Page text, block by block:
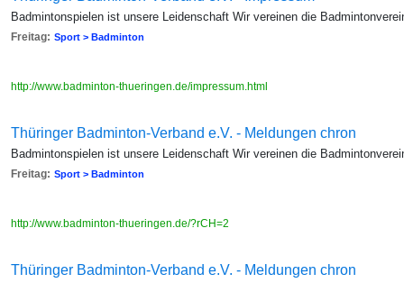
Badmintonspielen ist unsere Leidenschaft Wir vereinen die
Freitag: Sport > Badminton
http://www.badminton-thueringen.de/impressum.html
Thüringer Badminton-Verband e.V. - Meldungen chron
Badmintonspielen ist unsere Leidenschaft Wir vereinen die
Freitag: Sport > Badminton
http://www.badminton-thueringen.de/?rCH=2
Thüringer Badminton-Verband e.V. - Meldungen chron